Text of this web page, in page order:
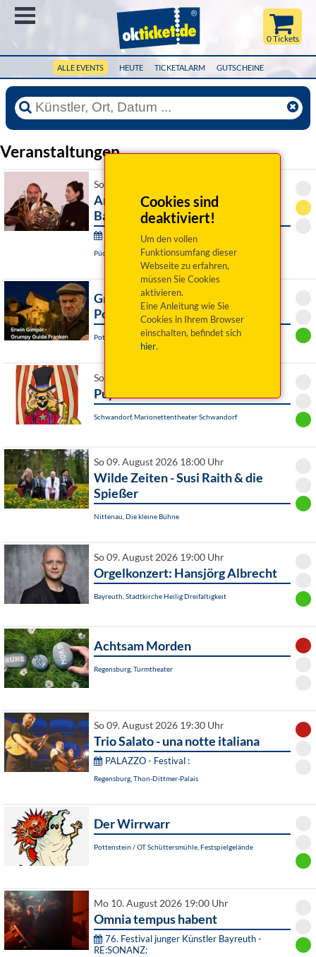
ALLE EVENTS HEUTE TICKETALARM GUTSCHEINE
0 Tickets
Cookies sind
deaktiviert!
Um den vollen
Funktionsumfang dieser
Webseite zu erfahren,
müssen Sie Cookies
aktivieren.
Eine Anleitung wie Sie
Cookies in Ihrem Browser
einschalten, befindet sich
hier.
Veranstaltungen
So 09. August 2026 16:00 Uhr
Andreas Martin Hofmeir, Tuba &
Barbara Schmelz, Kl
Wurzer Sommerkonzerte:
Püchersreuth / OT Wurz, Historischer Pfarrhof
Grumpy Guide Franken ist in
Pottenstein
Pottenstein, Am Rathaus
So 09. August 2026 16:00 Uhr
Pupa circi
Schwandorf, Marionettentheater Schwandorf
So 09. August 2026 18:00 Uhr
Wilde Zeiten - Susi Raith & die
Spießer
Nittenau, Die kleine Bühne
So 09. August 2026 19:00 Uhr
Orgelkonzert: Hansjörg Albrecht
Bayreuth, Stadtkirche Heilig Dreifaltigkeit
Achtsam Morden
Regensburg, Turmtheater
So 09. August 2026 19:30 Uhr
Trio Salato - una notte italiana
PALAZZO - Festival :
Regensburg, Thon-Dittmer-Palais
Der Wirrwarr
Pottenstein / OT Schüttersmühle, Festspielgelände
Mo 10. August 2026 19:00 Uhr
Omnia tempus habent
76. Festival junger Künstler Bayreuth -
RE:SONANZ: